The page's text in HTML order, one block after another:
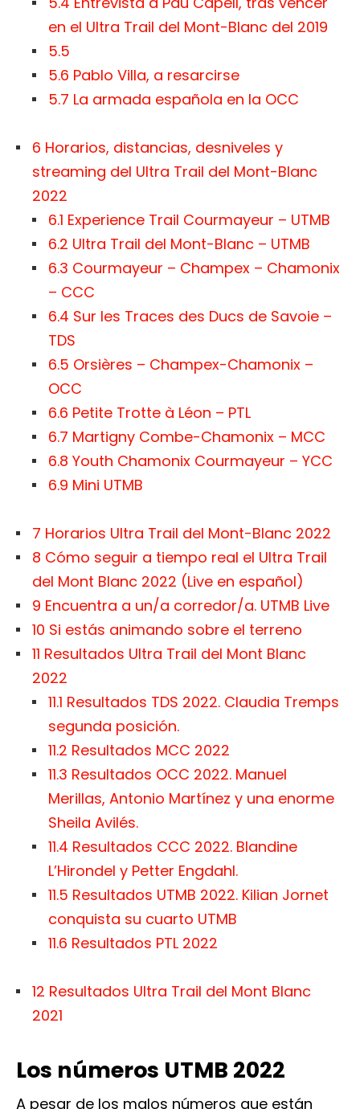
en el Ultra Trail del Mont-Blanc del 2019
5.5
5.6 Pablo Villa, a resarcirse
5.7 La armada española en la OCC
6 Horarios, distancias, desniveles y
streaming del Ultra Trail del Mont-Blanc
2022
6.1 Experience Trail Courmayeur – UTMB
6.2 Ultra Trail del Mont-Blanc – UTMB
6.3 Courmayeur – Champex – Chamonix
– CCC
6.4 Sur les Traces des Ducs de Savoie –
TDS
6.5 Orsières – Champex-Chamonix –
OCC
6.6 Petite Trotte à Léon – PTL
6.7 Martigny Combe-Chamonix – MCC
6.8 Youth Chamonix Courmayeur – YCC
6.9 Mini UTMB
7 Horarios Ultra Trail del Mont-Blanc 2022
8 Cómo seguir a tiempo real el Ultra Trail
del Mont Blanc 2022 (Live en español)
9 Encuentra a un/a corredor/a. UTMB Live
10 Si estás animando sobre el terreno
11 Resultados Ultra Trail del Mont Blanc
2022
11.1 Resultados TDS 2022. Claudia Tremps
segunda posición.
11.2 Resultados MCC 2022
11.3 Resultados OCC 2022. Manuel
Merillas, Antonio Martínez y una enorme
Sheila Avilés.
11.4 Resultados CCC 2022. Blandine
L’Hirondel y Petter Engdahl.
11.5 Resultados UTMB 2022. Kilian Jornet
conquista su cuarto UTMB
11.6 Resultados PTL 2022
12 Resultados Ultra Trail del Mont Blanc
2021
Los números UTMB 2022
A pesar de los malos números que están